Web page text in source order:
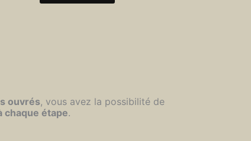
ouvrés, vous avez la possibilité de
chaque étape.